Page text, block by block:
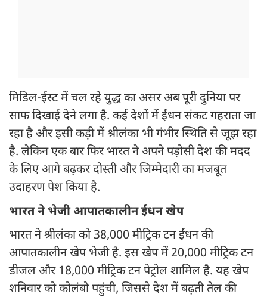
मिडिल-ईस्ट में चल रहे युद्ध का असर अब पूरी दुनिया पर
साफ दिखाई देने लगा है. कई देशों में ईंधन संकट गहराता जा
रहा है और इसी कड़ी में श्रीलंका भी गंभीर स्थिति से जूझ रहा
है. लेकिन एक बार फिर भारत ने अपने पड़ोसी देश की मदद
के लिए आगे बढ़कर दोस्ती और जिम्मेदारी का मजबूत
उदाहरण पेश किया है.
भारत ने भेजी आपातकालीन ईंधन खेप
भारत ने श्रीलंका को 38,000 मीट्रिक टन ईंधन की
आपातकालीन खेप भेजी है. इस खेप में 20,000 मीट्रिक टन
डीजल और 18,000 मीट्रिक टन पेट्रोल शामिल है. यह खेप
शनिवार को कोलंबो पहुंची, जिससे देश में बढ़ती तेल की